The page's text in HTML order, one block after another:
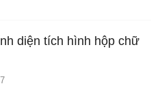
diện tích hình hộp chữ
7